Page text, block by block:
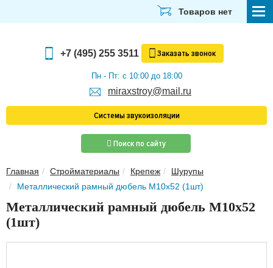
ЭЛЕКТРИКА И ОСВЕЩЕНИЕ
ЗВУКОИЗОЛЯЦИЯ
Главная
О компании
Товаров нет
+7 (495) 255 3511 Заказать звонок
Пн - Пт: с 10:00 до 18:00
miraxstroy@mail.ru
Системы звукоизоляции
Поиск по сайту
Главная Стройматериалы Крепеж
Шурупы
Металлический рамный дюбель М10х52 (1шт)
Металлический рамный дюбель М10х52
(1шт)